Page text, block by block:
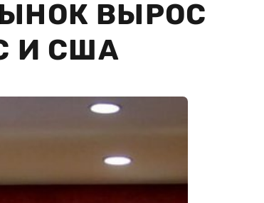
ВЫРОС
И США